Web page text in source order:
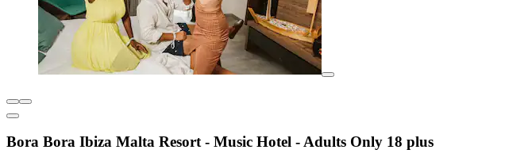
Bora Bora Ibiza Malta Resort - Music Hotel - Adults Only 18 plus